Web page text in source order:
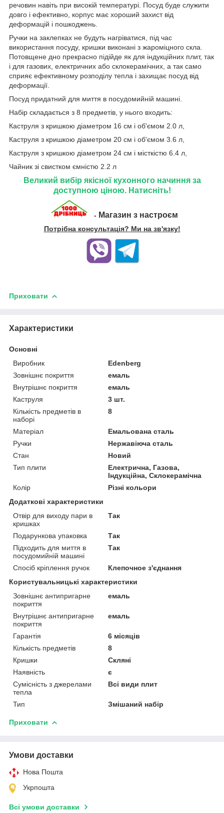
речовин навіть при високій температурі. Посуд буде служити
довго і ефективно, корпус має хороший захист від
деформацій і пошкоджень.
Ручки на заклепках не будуть нагріватися, під час
використання посуду, кришки виконані з жароміцного скла.
Потовщене дно прекрасно підійде як для індукційних плит, так
і для газових, електричних або склокерамічних, а так само
сприяє ефективному розподілу тепла і захищає посуд від
деформації.
Посуд придатний для миття в посудомийній машині.
Набір складається з 8 предметів, у нього входить:
Каструля з кришкою діаметром 16 см і об'ємом 2.0 л,
Каструля з кришкою діаметром 20 см і об'ємом 3.6 л,
Каструля з кришкою діаметром 24 см і місткістю 6.4 л,
Чайник зі свистком ємністю 2.2 л
Великий вибір якісної кухонного начиння за
доступною ціною. Натисніть!
- Магазин з настроєм
Потрібна консультація? Ми на зв'язку!
Приховати
Характеристики
Основні
Виробник
Edenberg
Зовнішнє покриття
емаль
Внутрішнє покриття
емаль
Каструля
3 шт.
Кількість предметів в
наборі
8
Матеріал
Емальована сталь
Ручки
Нержавіюча сталь
Стан
Новий
Тип плити
Електрична, Газова,
Індукційна, Склокерамічна
Колір
Різні кольори
Додаткові характеристики
Отвір для виходу пари в
кришках
Так
Подарункова упаковка
Так
Підходить для миття в
посудомийній машині
Так
Спосіб кріплення ручок
Клепочное з'єднання
Користувальницькі характеристики
Зовнішнє антипригарне
покриття
емаль
Внутрішнє антипригарне
покриття
емаль
Гарантія
6 місяців
Кількість предметів
8
Кришки
Скляні
Наявність
є
Сумісність з джерелами
тепла
Всі види плит
Тип Змішаний набір
Приховати
Умови доставки
Нова Пошта
Укрпошта
Всі умови доставки